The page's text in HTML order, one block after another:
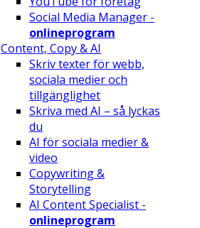
Social Media Manager -
onlineprogram
Content, Copy & AI
Skriv texter för webb,
sociala medier och
tillgänglighet
Skriva med AI – så lyckas
du
AI för sociala medier &
video
Copywriting &
Storytelling
AI Content Specialist -
onlineprogram